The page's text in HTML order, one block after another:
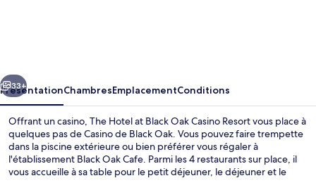
Oak
Casino
Resort
Suivant
33+
PrésentationChambresEmplacementConditions
Offrant un casino, The Hotel at Black Oak Casino Resort vous place à
quelques pas de Casino de Black Oak. Vous pouvez faire trempette
dans la piscine extérieure ou bien préférer vous régaler à
l'établissement Black Oak Cafe. Parmi les 4 restaurants sur place, il
vous accueille à sa table pour le petit déjeuner, le déjeuner et le